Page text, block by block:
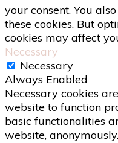
your consent. You
these cookies. But
cookies may affect
Necessary
Necessary
Always Enabled
Necessary cookies
website to function
basic functionalities
website, anonymously.